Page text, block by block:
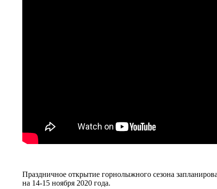
Праздничное открытие горнолыжного сезона
на 14-15 ноября 2020 года.